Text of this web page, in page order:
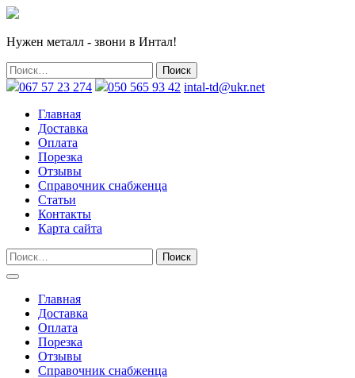
Нужен металл - звони в Интал!
067 57 23 274 050 565 93 42 intal-td@ukr.net
Главная
Доставка
Оплата
Порезка
Отзывы
Справочник снабженца
Статьи
Контакты
Карта сайта
Главная
Доставка
Оплата
Порезка
Отзывы
Справочник снабженца